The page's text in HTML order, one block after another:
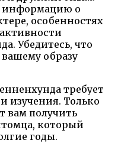
информацию о
особенностях
Убедитесь, что
образу
требует
изучения. Только
вам получить
который
годы.